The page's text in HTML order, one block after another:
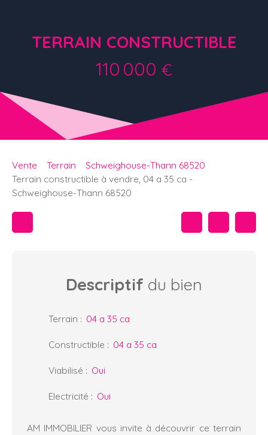
TERRAIN CONSTRUCTIBLE
110 000 €
Vente Terrain
Schweighouse-Thann 68520
Terrain constructible à vendre, 04 a 35 ca -
Schweighouse-Thann 68520
Descriptif du bien
Terrain : 04 a 35 ca
Constructible : 04 a 35 ca
Viabilisé : Oui
Electricité : Oui
AM IMMOBILIER vous invite à découvrir ce terrain